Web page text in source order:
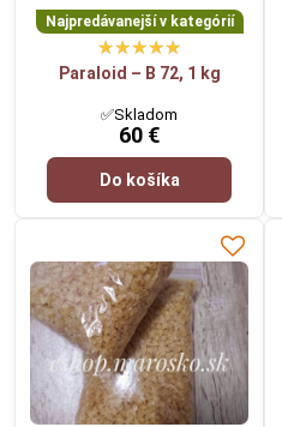
Najpredávanejší v kategórií
Paraloid – B 72, 1 kg
✅Skladom
60 €
Do košíka